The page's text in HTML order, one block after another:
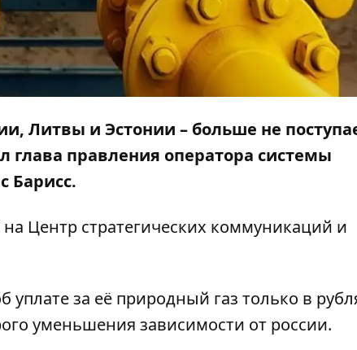
Литвы и Эстонии – больше не
глава правления оператора системы
Барисс.
на Центр стратегических коммуникаций и
за её природный газ только в
уменьшения зависимости от россии.